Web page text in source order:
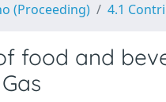
(Proceeding) 4.1
food and